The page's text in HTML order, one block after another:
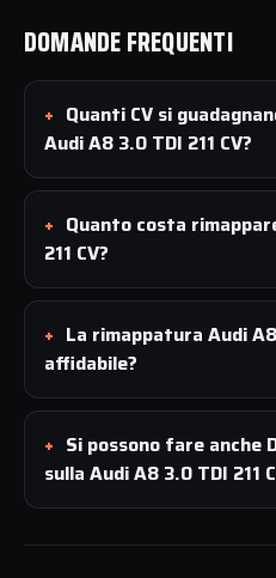
DOMANDE FREQUENTI
Quanti CV si
Audi A8 3.0 TDI 211 CV?
Quanto costa
211 CV?
La rimappatura Audi
affidabile?
Si possono fare anche
sulla Audi A8 3.0 TDI 211